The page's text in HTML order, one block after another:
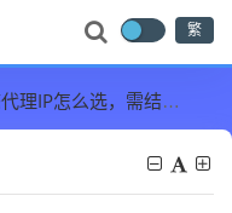
繁
怎么选，需结合业务场景多维度判断